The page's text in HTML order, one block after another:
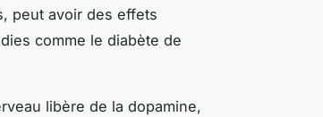
peut avoir des effets
comme le diabète de
libère de la dopamine,